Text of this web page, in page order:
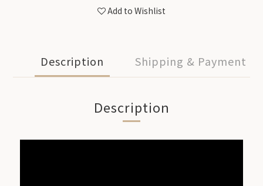
Add to Wishlist
Description Shipping & Payment
Description